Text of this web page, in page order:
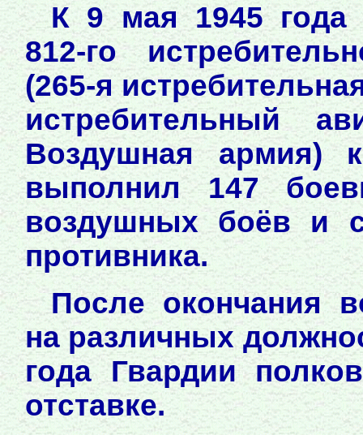
К 9 мая 1945 года
812-го
(265-я
истребительный
Воздушная армия)
выполнил 147
воздушных боёв и
противника.
После окончания
на различных
года Гвардии
отставке.